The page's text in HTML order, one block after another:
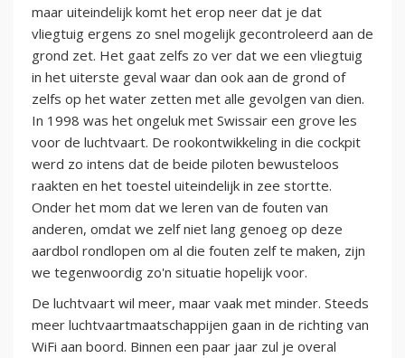
maar uiteindelijk komt het erop neer dat je dat
vliegtuig ergens zo snel mogelijk gecontroleerd aan de
grond zet. Het gaat zelfs zo ver dat we een vliegtuig
in het uiterste geval waar dan ook aan de grond of
zelfs op het water zetten met alle gevolgen van dien.
In 1998 was het ongeluk met Swissair een grove les
voor de luchtvaart. De rookontwikkeling in die cockpit
werd zo intens dat de beide piloten bewusteloos
raakten en het toestel uiteindelijk in zee stortte.
Onder het mom dat we leren van de fouten van
anderen, omdat we zelf niet lang genoeg op deze
aardbol rondlopen om al die fouten zelf te maken, zijn
we tegenwoordig zo'n situatie hopelijk voor.
De luchtvaart wil meer, maar vaak met minder. Steeds
meer luchtvaartmaatschappijen gaan in de richting van
WiFi aan boord. Binnen een paar jaar zul je overal